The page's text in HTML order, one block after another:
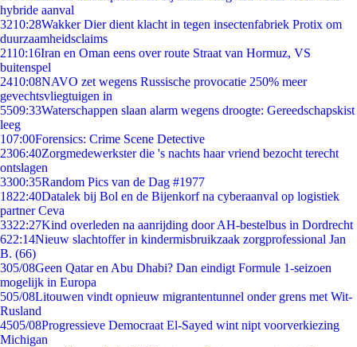
hybride aanval
3210:28Wakker Dier dient klacht in tegen insectenfabriek Protix om
duurzaamheidsclaims
2110:16Iran en Oman eens over route Straat van Hormuz, VS
buitenspel
2410:08NAVO zet wegens Russische provocatie 250% meer
gevechtsvliegtuigen in
5509:33Waterschappen slaan alarm wegens droogte: Gereedschapskist
leeg
107:00Forensics: Crime Scene Detective
2306:40Zorgmedewerkster die 's nachts haar vriend bezocht terecht
ontslagen
3300:35Random Pics van de Dag #1977
1822:40Datalek bij Bol en de Bijenkorf na cyberaanval op logistiek
partner Ceva
3322:27Kind overleden na aanrijding door AH-bestelbus in Dordrecht
622:14Nieuw slachtoffer in kindermisbruikzaak zorgprofessional Jan
B. (66)
305/08Geen Qatar en Abu Dhabi? Dan eindigt Formule 1-seizoen
mogelijk in Europa
505/08Litouwen vindt opnieuw migrantentunnel onder grens met Wit-
Rusland
4505/08Progressieve Democraat El-Sayed wint nipt voorverkiezing
Michigan